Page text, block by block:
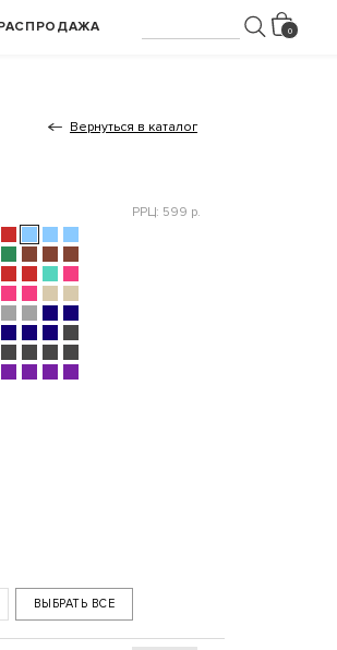
Вернуться в каталог
РРЦ: 599 р.
ВЫБРАТЬ ВСЕ